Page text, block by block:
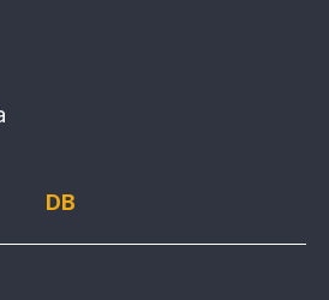
DB